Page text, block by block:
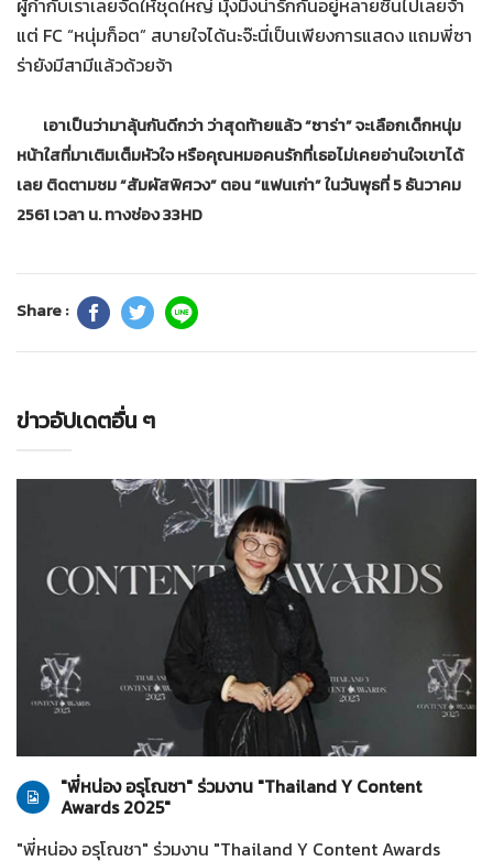
แต่ FC “หนุ่มก็อต” สบายใจได้นะจ๊ะนี่เป็นเพียงการแสดง แถมพี่ซา
ร่ายังมีสามีแล้วด้วยจ้า
เอาเป็นว่ามาลุ้นกันดีกว่า ว่าสุดท้ายแล้ว “ซาร่า” จะเลือกเด็กหนุ่ม
หน้าใสที่มาเติมเต็มหัวใจ หรือคุณหมอคนรักที่เธอไม่เคยอ่านใจเขาได้
เลย ติดตามชม “สัมผัสพิศวง” ตอน “แฟนเก่า” ในวันพุธที่ 5 ธันวาคม
2561 เวลา น. ทางช่อง 33HD
Share :
ข่าวอัปเดตอื่น ๆ
28-07-2569
"พี่หน่อง อรุโณชา" ร่วมงาน "Thailand Y Content
Awards 2025"
"พี่หน่อง อรุโณชา" ร่วมงาน "Thailand Y Content Awards